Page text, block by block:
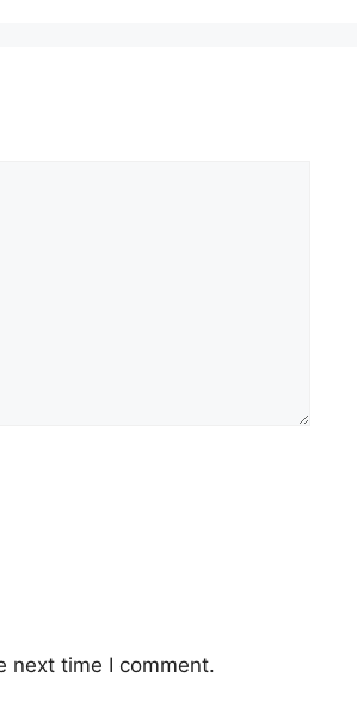
next time I comment.